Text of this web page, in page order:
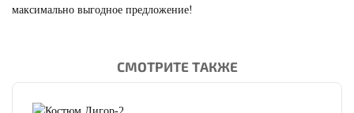
максимально выгодное предложение!
СМОТРИТЕ ТАКЖЕ